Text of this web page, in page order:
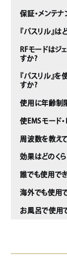
保証・メンテ
『パスリル』
RFモードは
すか?
『パスリル』
すか?
使用に年齢制
使EMSモード
周波数を教えて
効果はどのく
誰でも使用で
海外でも使用
お風呂で使用